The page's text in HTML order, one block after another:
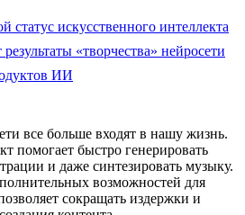
статус искусственного интеллекта
«творчества» нейросети
ИИ
все больше входят в нашу жизнь.
помогает быстро генерировать
и даже синтезировать музыку.
возможностей для
сокращать издержки и